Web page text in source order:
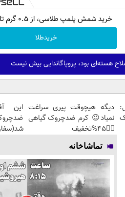
خرید شمش پلمپ طلاسی، از ۰.۵ گرم تا ۱۰ گرم
خریدطلا
هسته‌ای بود، پروپاگاندایی بیش نیست
دیگه هیچوقت پیری سراغت
نمیاد😉 کرم ضدچروک گیاهی
👈🏻45%تخفیف
تماشاخانه